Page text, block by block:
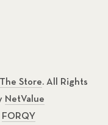
Store. All Rights
NetValue
FORQY